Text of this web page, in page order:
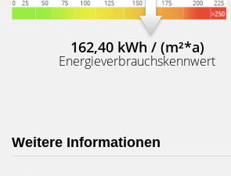
162,40 kWh / (m²*a)
Energieverbrauchskennwert
Weitere Informationen